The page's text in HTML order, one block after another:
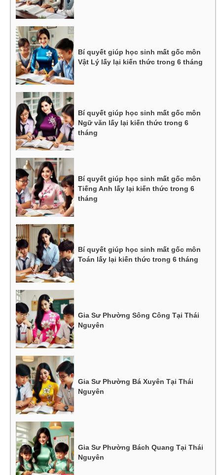
Bí quyết giúp học sinh mất gốc môn
Vật Lý lấy lại kiến thức trong 6 tháng
Bí quyết giúp học sinh mất gốc môn
Ngữ văn lấy lại kiến thức trong 6
tháng
Bí quyết giúp học sinh mất gốc môn
Tiếng Anh lấy lại kiến thức trong 6
tháng
Bí quyết giúp học sinh mất gốc môn
Toán lấy lại kiến thức trong 6 tháng
Gia Sư Phường Sông Công Tại Thái
Nguyên
Gia Sư Phường Bá Xuyên Tại Thái
Nguyên
Gia Sư Phường Bách Quang Tại Thái
Nguyên